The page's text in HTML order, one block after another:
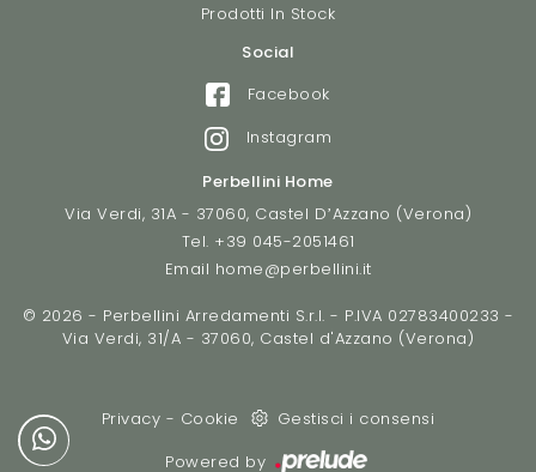
Prodotti In Stock
Social
Facebook
Instagram
Perbellini Home
Via Verdi, 31A - 37060, Castel D’Azzano (Verona)
Tel. +39 045-2051461
Email home@perbellini.it
© 2026 - Perbellini Arredamenti S.r.l. - P.IVA 02783400233 -
Via Verdi, 31/A - 37060, Castel d'Azzano (Verona)
Privacy - Cookie
Gestisci i consensi
Powered by